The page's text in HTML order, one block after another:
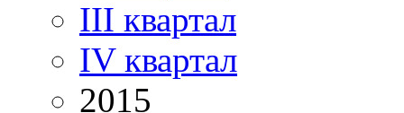
III квартал
IV квартал
2015